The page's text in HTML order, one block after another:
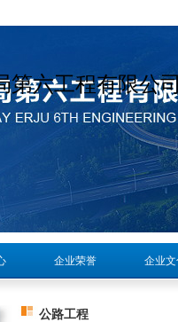
第六工程有限公
企业荣誉 企业
公路工程